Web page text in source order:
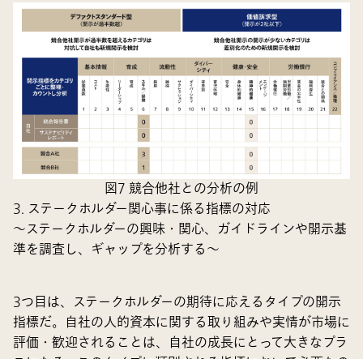
図7 競合他社との分析の例
3. ステークホルダー関心事に係る指標の対応
～ステークホルダーの興味・関心、ガイドラインや開示基
準を調査し、ギャップを分析する～
3つ目は、ステークホルダーの期待に応えるタイプの開示
指標だ。自社の人的資本に関する取り組みや実情が市場に
評価・歓迎されることは、自社の成長にとって大きなプラ